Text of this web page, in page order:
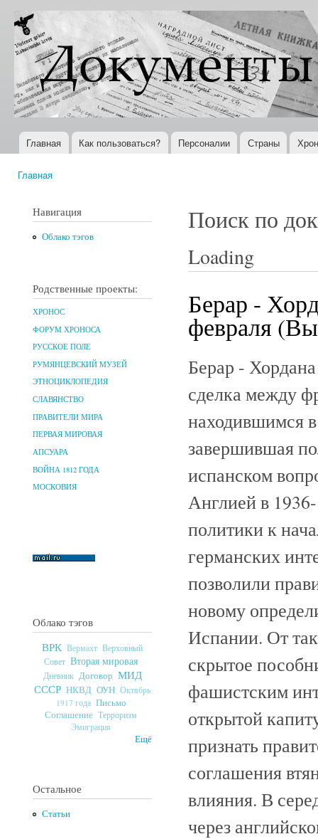
Документы
XX века
Всемирная
история в
Интернете
Главное меню
Главная Как пользоваться? Персоналии Страны
Главная
Навигация
Облако тэгов
Родственные проекты:
ХРОНОС
ФОРУМ ХРОНОСА
РУССКОЕ ПОЛЕ
РУМЯНЦЕВСКИЙ МУЗЕЙ
ЭТНОЦИКЛОПЕДИЯ
СЛАВЯНСТВО
ПРАВИТЕЛИ МИРА
ПЕРВАЯ МИРОВАЯ
АПСУАРА
ВОЙНА 1812 ГОДА
МОСКОВИЯ
Облако тэгов
ВРК Вермахт Верховный
Совет Вторая мировая
Дневник Договор МИД
СССР НКВД ОУН Октябрь
1917 года Письмо
Соглашение Терроризм
Эмиграция
Ещё
Остальное
Статьи
Поиск по
Loading
Берар -
февраля
Берар -
сделка между
находившимся
завершившая
испанском
Англией в
политики к
германских
позволили
новому
Испании. От
скрытое
фашистским
открытой
признать
соглашения
влияния. В
через